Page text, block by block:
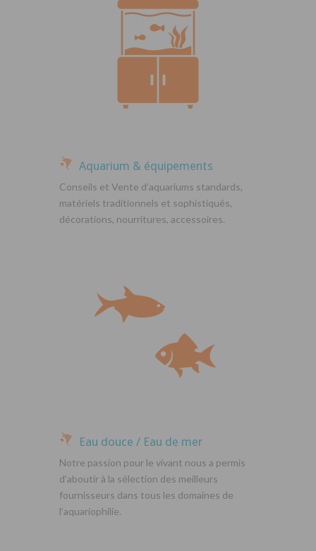
Aquarium & équipements
Conseils et Vente d’aquariums standards,
matériels traditionnels et sophistiqués,
décorations, nourritures, accessoires.
Eau douce / Eau de mer
Notre passion pour le vivant nous a permis
d’aboutir à la sélection des meilleurs
fournisseurs dans tous les domaines de
l’aquariophilie.